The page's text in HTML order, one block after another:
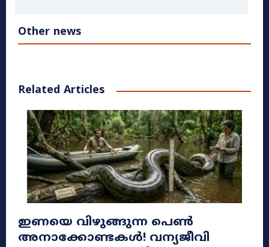
Other news
Related Articles
ഇണയെ വിഴുങ്ങുന്ന പെൺ
അനാക്കോണ്ടകൾ! വന്യജീവി